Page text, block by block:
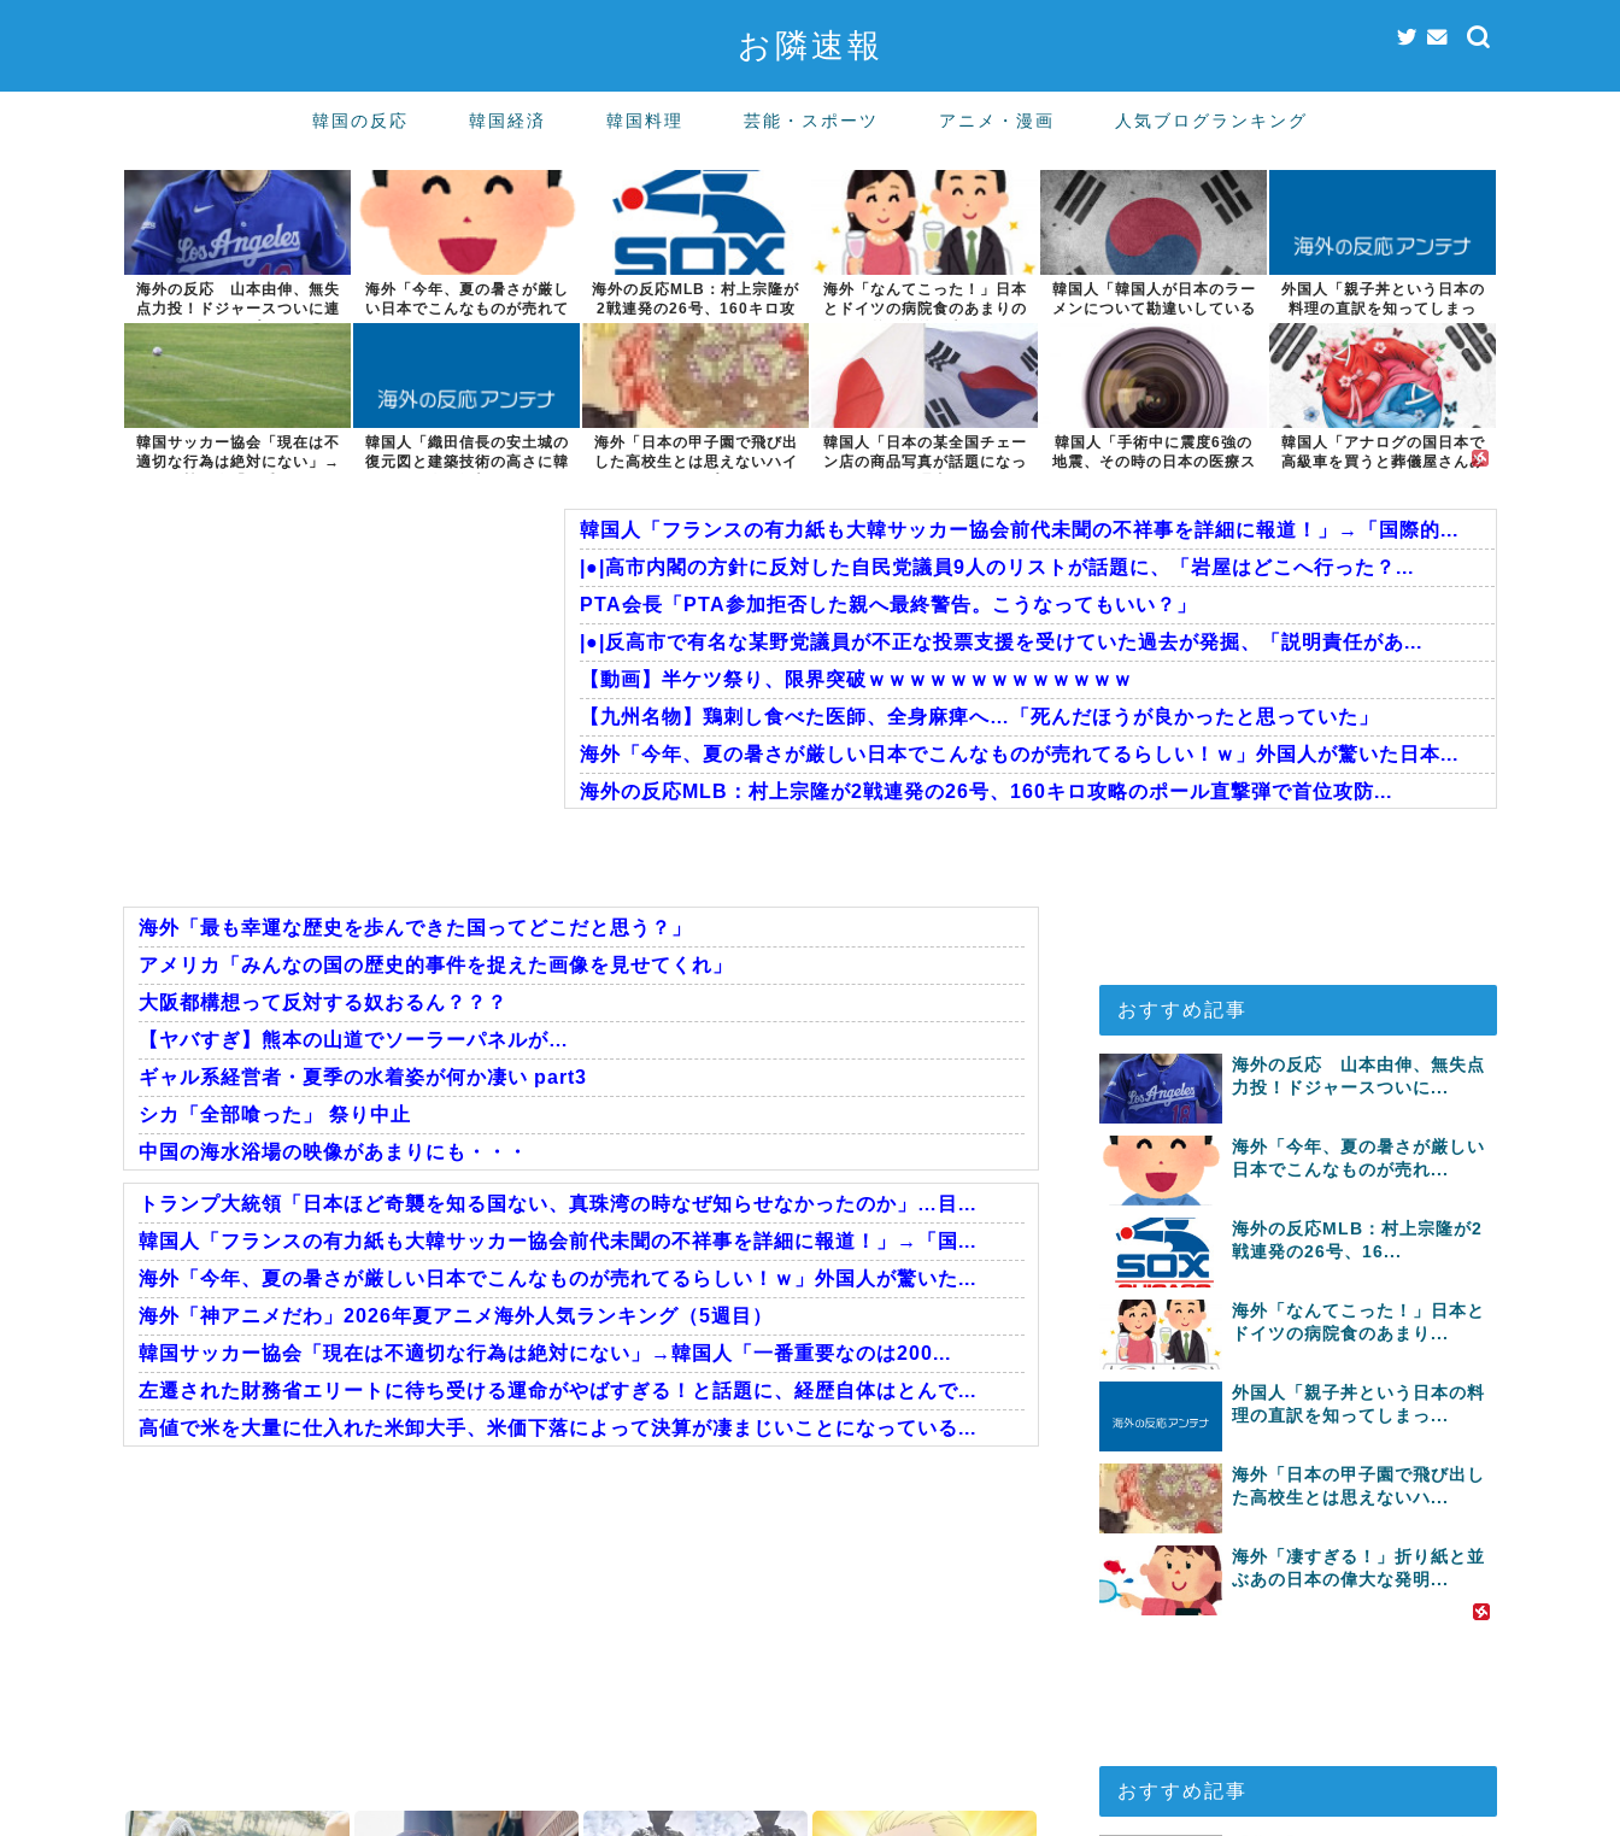
お隣速報
韓国の反応 韓国経済 韓国料理 芸能・スポーツ アニメ・漫画 人気ブログランキング
海外の反応 山本由伸、無失
点力投！ドジャースついに連
敗ストップ！...
海外「今年、夏の暑さが厳し
い日本でこんなものが売れて
るらしい！ｗ...
海外の反応MLB：村上宗隆が
2戦連発の26号、160キロ攻
略のポ...
海外「なんてこった！」日本
とドイツの病院食のあまりの
差に海外が大...
韓国人「韓国人が日本のラー
メンについて勘違いしている
ことがこちら...
外国人「親子丼という日本の
料理の直訳を知ってしまっ
た…」
韓国サッカー協会「現在は不
適切な行為は絶対にない」→
韓国人「織田信長の安土城の
復元図と建築技術の高さに韓
海外「日本の甲子園で飛び出
した高校生とは思えないハイ
韓国人「日本の某全国チェー
ン店の商品写真が話題になっ
韓国人「手術中に震度6強の
地震、その時の日本の医療ス
韓国人「アナログの国日本で
高級車を買うと葬儀屋さんみ
韓国人「フランスの有力紙も大韓サッカー協会前代未聞の不祥事を詳細に報道！」→「国際的...
|●|高市内閣の方針に反対した自民党議員9人のリストが話題に、「岩屋はどこへ行った？...
PTA会長「PTA参加拒否した親へ最終警告。こうなってもいい？」
|●|反高市で有名な某野党議員が不正な投票支援を受けていた過去が発掘、「説明責任があ...
【動画】半ケツ祭り、限界突破ｗｗｗｗｗｗｗｗｗｗｗｗｗ
【九州名物】鶏刺し食べた医師、全身麻痺へ…「死んだほうが良かったと思っていた」
海外「今年、夏の暑さが厳しい日本でこんなものが売れてるらしい！ｗ」外国人が驚いた日本...
海外の反応MLB：村上宗隆が2戦連発の26号、160キロ攻略のポール直撃弾で首位攻防...
外国人「親子丼という日本の料理の直訳を知ってしまった…」
海外「最も幸運な歴史を歩んできた国ってどこだと思う？」
アメリカ「みんなの国の歴史的事件を捉えた画像を見せてくれ」
大阪都構想って反対する奴おるん？？？
【ヤバすぎ】熊本の山道でソーラーパネルが…
ギャル系経営者・夏季の水着姿が何か凄い part3
シカ「全部喰った」 祭り中止
中国の海水浴場の映像があまりにも・・・
Powered by livedoor 相互RSS
トランプ大統領「日本ほど奇襲を知る国ない、真珠湾の時なぜ知らせなかったのか」…目...
韓国人「フランスの有力紙も大韓サッカー協会前代未聞の不祥事を詳細に報道！」→「国...
海外「今年、夏の暑さが厳しい日本でこんなものが売れてるらしい！ｗ」外国人が驚いた...
海外「神アニメだわ」2026年夏アニメ海外人気ランキング（5週目）
韓国サッカー協会「現在は不適切な行為は絶対にない」→韓国人「一番重要なのは200...
左遷された財務省エリートに待ち受ける運命がやばすぎる！と話題に、経歴自体はとんで...
高値で米を大量に仕入れた米卸大手、米価下落によって決算が凄まじいことになっている...
おすすめ記事
海外の反応 山本由伸、無失点
力投！ドジャースついに...
海外「今年、夏の暑さが厳しい
日本でこんなものが売れ...
海外の反応MLB：村上宗隆が2
戦連発の26号、16...
海外「なんてこった！」日本と
ドイツの病院食のあまり...
外国人「親子丼という日本の料
理の直訳を知ってしまっ...
海外「日本の甲子園で飛び出し
た高校生とは思えないハ...
海外「凄すぎる！」折り紙と並
ぶあの日本の偉大な発明...
おすすめ記事